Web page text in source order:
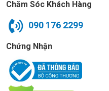
Chăm Sóc Khách Hàng
090 176 2299
Chứng Nhận